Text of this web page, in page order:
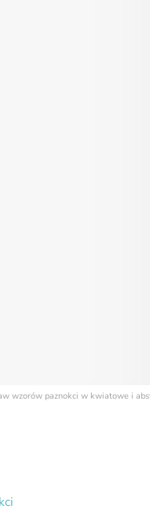
wzorów paznokci w kwiatowe i